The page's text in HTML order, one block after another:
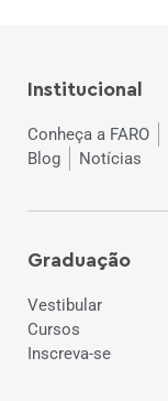
Institucional
Conheça a FARO
Blog
Notícias
Graduação
Vestibular
Cursos
Inscreva-se